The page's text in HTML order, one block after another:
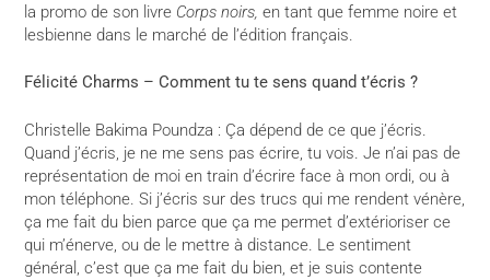
la promo de son livre Corps noirs, en tant que femme noire et
lesbienne dans le marché de l’édition français.
Félicité Charms – Comment tu te sens quand t’écris ?
Christelle Bakima Poundza : Ça dépend de ce que j’écris.
Quand j’écris, je ne me sens pas écrire, tu vois. Je n’ai pas de
représentation de moi en train d’écrire face à mon ordi, ou à
mon téléphone. Si j’écris sur des trucs qui me rendent vénère,
ça me fait du bien parce que ça me permet d’extérioriser ce
qui m’énerve, ou de le mettre à distance. Le sentiment
général, c’est que ça me fait du bien, et je suis contente